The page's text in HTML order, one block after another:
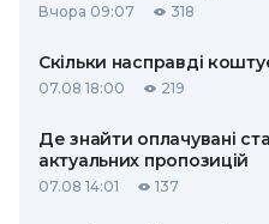
Вчора 09:07 318
Скільки насправді
07.08 18:00 219
Де знайти оплачувані
актуальних пропозицій
07.08 14:01 137